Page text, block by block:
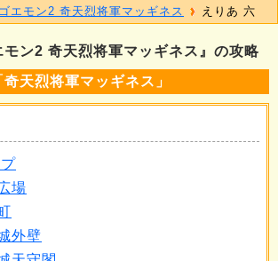
モン2 奇天烈将軍マッギネス』の攻略
天烈将軍マッギネス」
場
外壁
エモン2 奇天烈将軍マッギネス えりあ 六